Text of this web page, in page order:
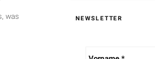
was
NEWSLETTER